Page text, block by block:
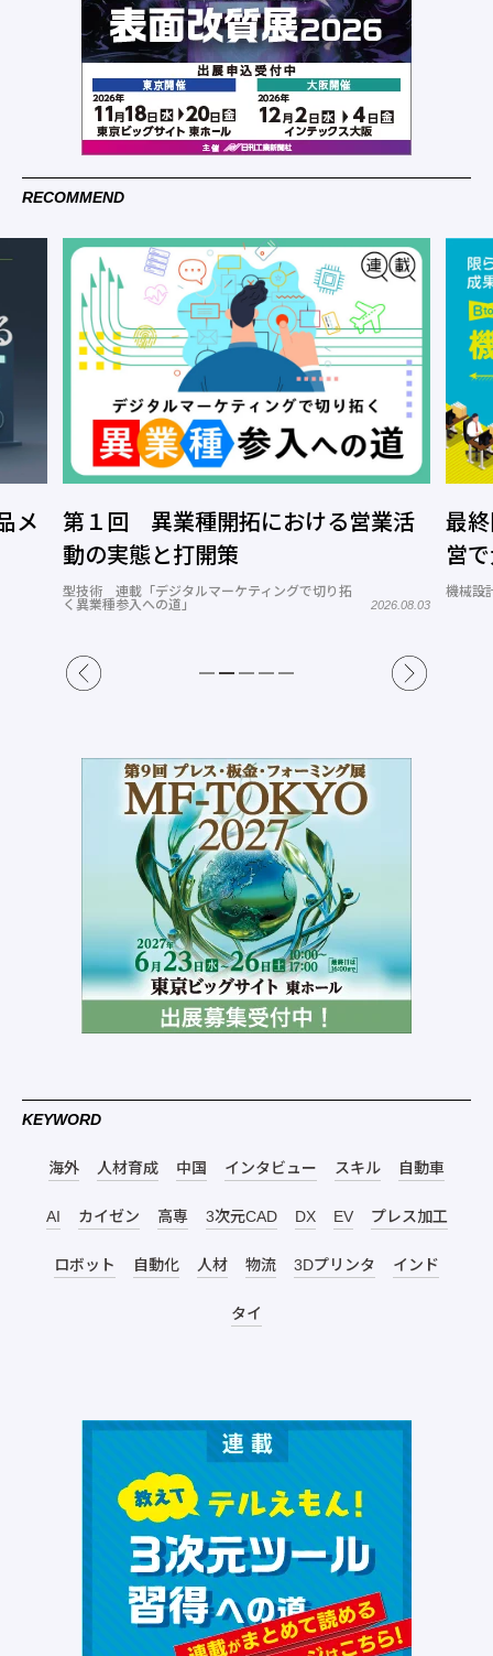
RECOMMEND
メ
第１回 異業種開拓における営業活
動の実態と打開策
型技術 連載「デジタルマーケティングで切り拓
く異業種参入への道」
2026.08.03
最
営
機械設
KEYWORD
海外 人材育成 中国 インタビュー スキル 自動車
AI カイゼン 高専 3次元CAD DX EV プレス加工
ロボット 自動化 人材 物流 3Dプリンタ インド
タイ